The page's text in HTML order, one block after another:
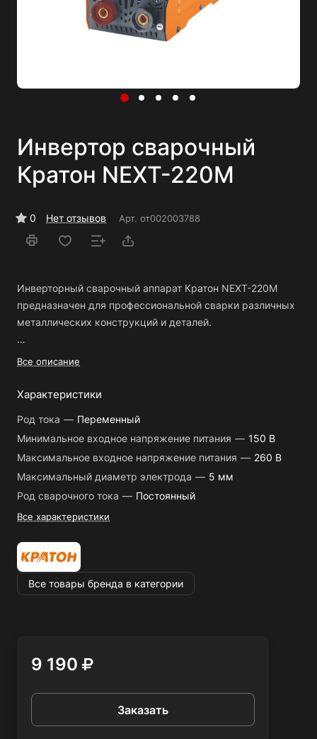
Инвертор сварочный
Кратон NEXT-220М
0 Нет отзывов Арт. от002003788
Инверторный сварочный аппарат Кратон NEXT-220М
предназначен для профессиональной сварки различных
металлических конструкций и деталей.
Особенности:
- Частота - 50 Гц;
Инверторный сварочный аппарат Кратон NEXT-220М
обладает высокой производительностью и надежностью,
что позволяет производить качественную сварку на
производстве или на строительных объектах. Благодаря
транспортировке и использовании в любых условиях.
Также он обеспечивает безопасность при работе
благодаря встроенной защите от перегрева и короткого
замыкания.
высоким качеством и эффективностью.
Все описание
Характеристики
Род тока — Переменный
Минимальное входное напряжение питания — 150 В
Максимальное входное напряжение питания — 260 В
Максимальный диаметр электрода — 5 мм
Род сварочного тока — Постоянный
Все характеристики
Все товары бренда в категории
9 190
Заказать